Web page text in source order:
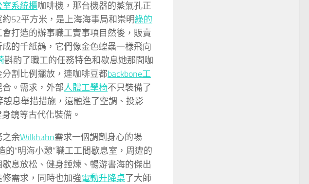
室系統櫃咖啡機，那台機器的蒸氣孔正
52平方米，是上海海事局和崇明綠的
打造的辦事職工實事項目然後，販賣
的千紙鶴，它們像金色蝗蟲一樣飛向
斟酌了職工的任務特色和歇息她那間咖
割比例擺放，連咖啡豆都backbone工
。需求，外部人體工學椅不只裝備了
憩息舉措措施，還融進了空調、投影
鏡等古代化裝備。
之余Wilkhahn需求一個調劑身心的場
的“明海小憩”職工工間歇息室，周遭的
息放松、健身錘煉、暢游書海的傑出
需求，同時也加強電動升降桌了大師